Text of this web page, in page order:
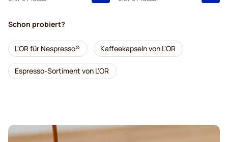
Schon probiert?
L'OR für Nespresso® Kaffeekapseln von L'OR
Espresso-Sortiment von L'OR